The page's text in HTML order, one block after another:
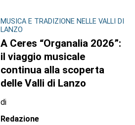
MUSICA E TRADIZIONE NELLE VALLI DI
LANZO
A Ceres “Organalia 2026”:
il viaggio musicale
continua alla scoperta
delle Valli di Lanzo
di
Redazione